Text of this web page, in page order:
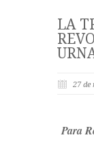
LA
27 de
Para